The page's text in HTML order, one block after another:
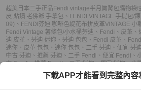
超美日本二手正品Fendi vintage半月肩背包購物袋f
皮 貼鑽 老佛爺 手拿包 、 FENDI VINTAGE 手提包/
09) 、 FENDI芬迪 咖啡色緹花布拼皮革VINTAGE 小
Fendi Vintage 薯條包/小水桶芬迪 、 Fendi 、 皮革 、
迪 皮革 、 芬迪 迷你 、 芬迪 包包 、 Fendi 皮革 、
迷你 、 皮革 包包 、 迷你 包包 、 二手 芬迪 、 便宜 芬迪
中古 芬迪 、 推薦 芬迪 、 二手 Fendi 、 便宜 Fendi 、
古 Fendi、推薦 Fendi、二手 迷你、便宜 迷你、小
、二手 包包、 便宜 包包、小資 包包
下載APP才能看到完整內容